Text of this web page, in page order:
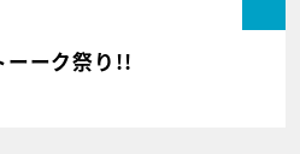
ーーク祭り!!